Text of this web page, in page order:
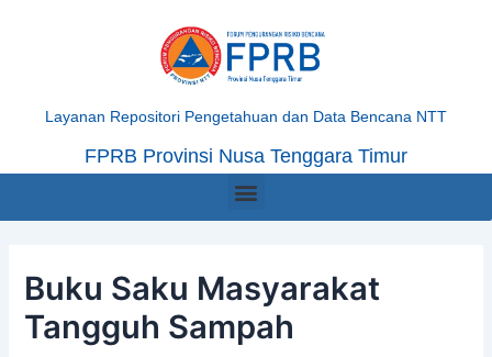
Layanan Repositori Pengetahuan dan Data Bencana NTT
FPRB Provinsi Nusa Tenggara Timur
Menu
Buku Saku Masyarakat
Tangguh Sampah